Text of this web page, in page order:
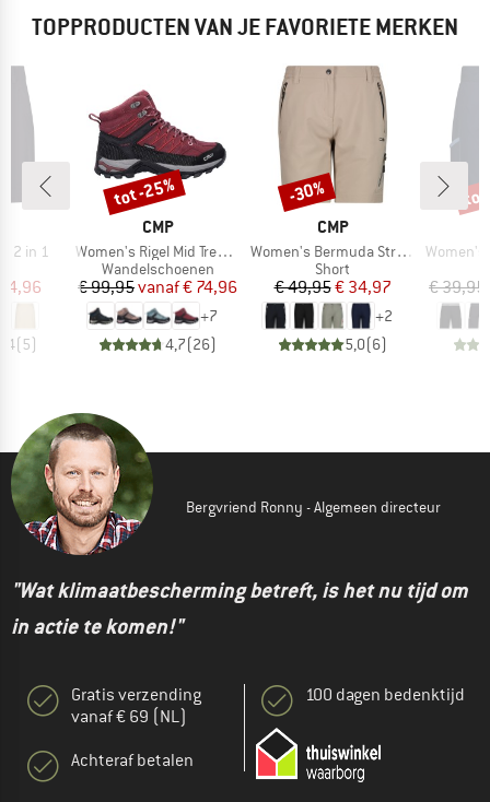
TOPPRODUCTEN VAN JE FAVORIETE MERKEN
2 in 1
prijs
( 5)
MERK
CMP
Artikel
Women's Rigel Mid Trekking Shoes Waterproof
Productgroep
Wandelschoenen
Prijs
€ 99,95 Verlaagde prijs
vanaf€ 74,96
+7
4,7(26)
Korting
tot -25%
MERK
CMP
Artikel
Women's Bermuda Stretch
Productgroep
Short
Prijs
€ 49,95Verlaagde prijs
€ 34,97
+2
5,0(6)
Korting
-30%
Artikel
Women's
€ 39,95
Bergvriend Ronny - Algemeen directeur
"Wat klimaatbescherming betreft, is het nu tijd om
in actie te komen!"
Gratis verzending
vanaf € 69 (NL)
Achteraf betalen
100 dagen bedenktijd